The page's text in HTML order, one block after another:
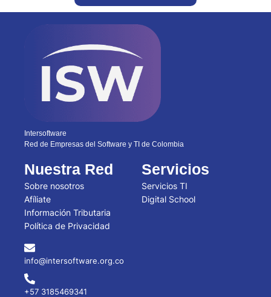
Intersoftware
Red de Empresas del Software y TI de Colombia
Nuestra Red
Sobre nosotros
Afíliate
Información Tributaria
Política de Privacidad
Servicios
Servicios TI
Digital School
info@intersoftware.org.co
+57 3185469341